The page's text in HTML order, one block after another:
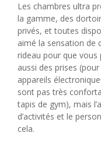
Les chambres ultra
la gamme, des
privés, et toutes
aimé la sensation de
rideau pour que vous
aussi des prises
appareils
sont pas très
tapis de gym), mais
d’activités et le
cela.